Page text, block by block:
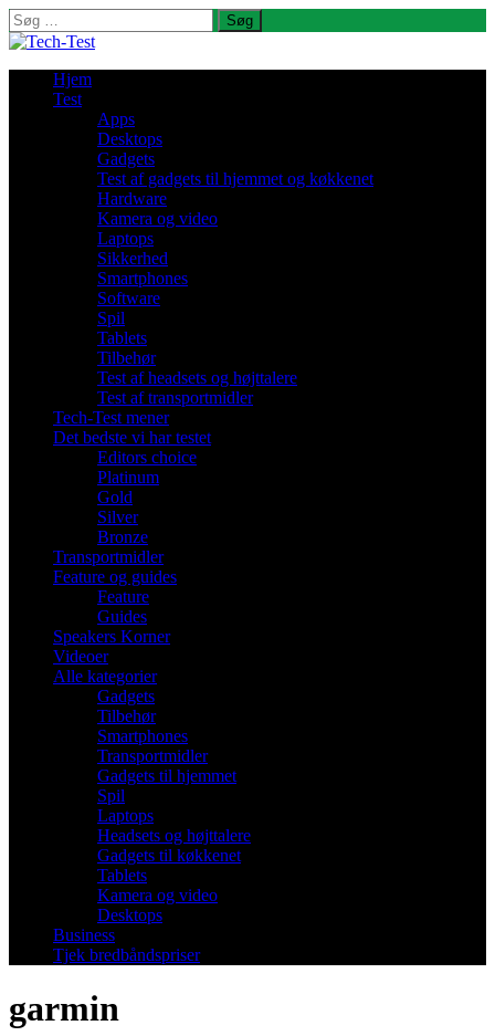
Søg
efter:
Hjem
Test
Apps
Desktops
Gadgets
Test af gadgets til hjemmet og køkkenet
Hardware
Kamera og video
Laptops
Sikkerhed
Smartphones
Software
Spil
Tablets
Tilbehør
Test af headsets og højttalere
Test af transportmidler
Tech-Test mener
Det bedste vi har testet
Editors choice
Platinum
Gold
Silver
Bronze
Transportmidler
Feature og guides
Feature
Guides
Speakers Korner
Videoer
Alle kategorier
Gadgets
Tilbehør
Smartphones
Transportmidler
Gadgets til hjemmet
Spil
Laptops
Headsets og højttalere
Gadgets til køkkenet
Tablets
Kamera og video
Desktops
Business
Tjek bredbåndspriser
garmin